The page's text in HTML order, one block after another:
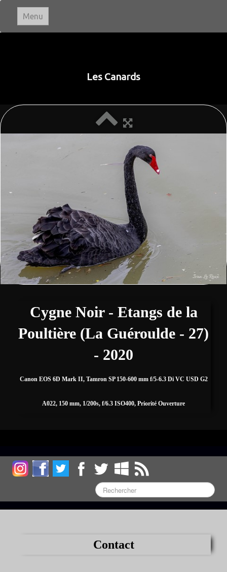
Menu
Macro & Proxi
Fleurs
Sports▼
Expositions, Concours et Presse
Zone de biodiversité/Affût photos▼
Les Canards
Cygne Noir - Etangs de la
Poultière (La Guéroulde - 27)
- 2020
Canon EOS 6D Mark II, Tamron SP 150-600 mm f/5-6.3 Di VC USD G2
A022, 150 mm, 1/200s, f/6.3 ISO400, Priorité Ouverture
Contact